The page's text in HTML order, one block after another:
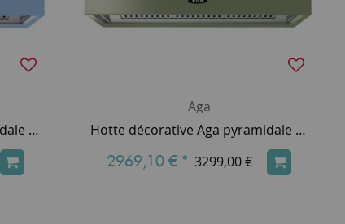
Hotte décorative Aga pyramidale 90cm 800m3/h (puissance max.) Bleu Glacier AGA-HOOD-890 PH-DEB
Aga
Hotte décorative Aga pyramidale 90cm 800m3/h (puissance max.) Vert Olive AGA-HOOD-890 PH-OLI
2969,10 € * 3299,00 €